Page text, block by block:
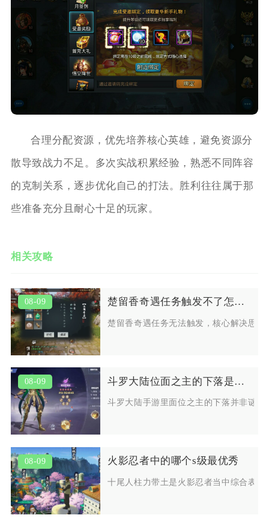
合理分配资源，优先培养核心英雄，避免资源分
散导致战力不足。多次实战积累经验，熟悉不同阵容
的克制关系，逐步优化自己的打法。胜利往往属于那
些准备充分且耐心十足的玩家。
相关攻略
08-09 楚留香奇遇任务触发不了怎么办有什么解决方法
楚留香奇遇任务无法触发，核心解决思
08-09 斗罗大陆位面之主的下落是一种谜吗
斗罗大陆手游里面位之主的下落并非谜
08-09 火影忍者中的哪个s级最优秀
十尾人柱力带土是火影忍者当中综合表